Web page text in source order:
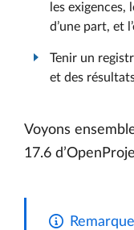
les
d’une part, et
Tenir un
et des
Voyons
17.6
Remarque